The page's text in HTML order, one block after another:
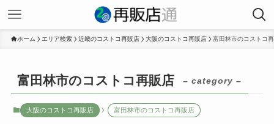
ホーム エリア検索 近畿のコストコ再販店 大阪のコストコ再販店 富田林市のコストコ
富田林市のコストコ再販店 – category –
大阪のコストコ再販店 富田林市のコストコ再販店